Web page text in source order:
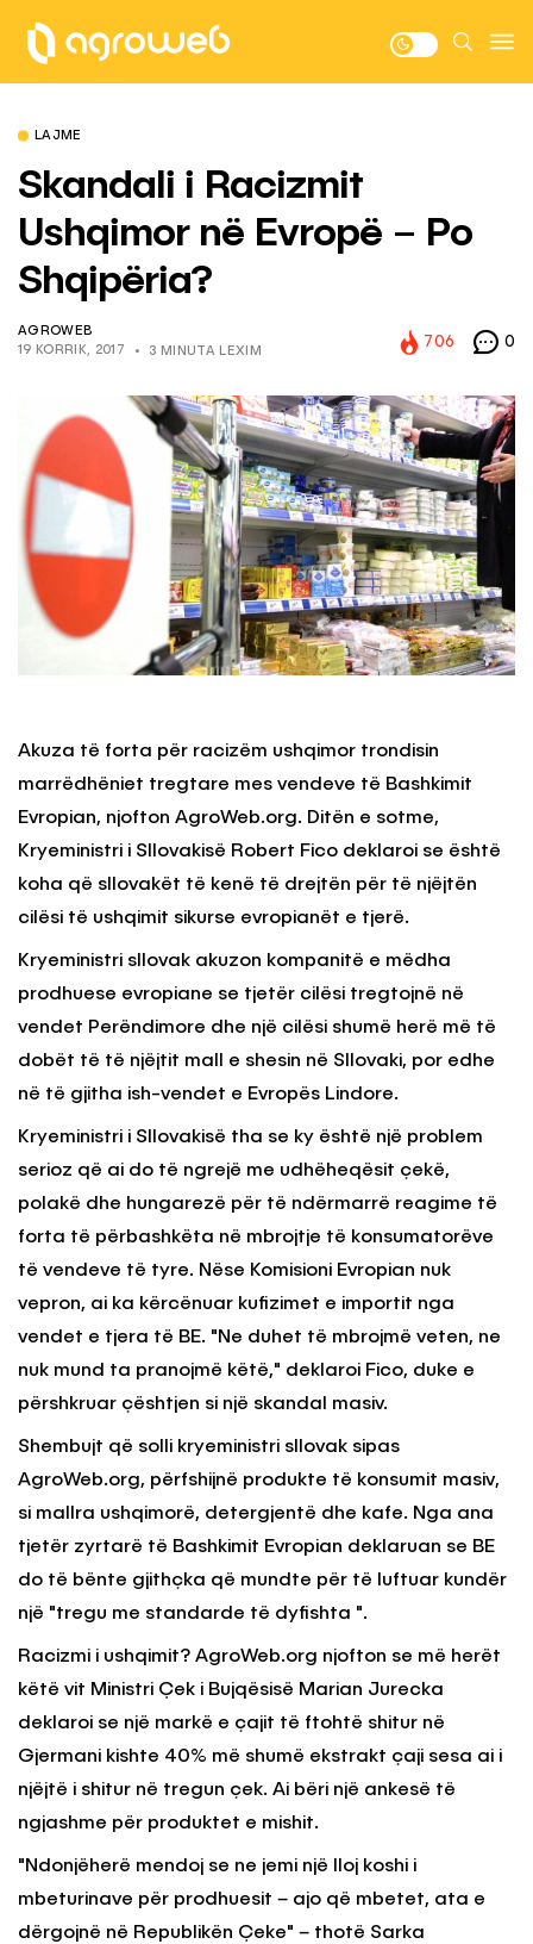
LAJME
Skandali i Racizmit
Ushqimor në Evropë – Po
Shqipëria?
AGROWEB
19 KORRIK, 2017
3 MINUTA LEXIM
706 0
Akuza të forta për racizëm ushqimor trondisin
marrëdhëniet tregtare mes vendeve të Bashkimit
Evropian, njofton AgroWeb.org. Ditën e sotme,
Kryeministri i Sllovakisë Robert Fico deklaroi se është
koha që sllovakët të kenë të drejtën për të njëjtën
cilësi të ushqimit sikurse evropianët e tjerë.
Kryeministri sllovak akuzon kompanitë e mëdha
prodhuese evropiane se tjetër cilësi tregtojnë në
vendet Perëndimore dhe një cilësi shumë herë më të
dobët të të njëjtit mall e shesin në Sllovaki, por edhe
në të gjitha ish-vendet e Evropës Lindore.
Kryeministri i Sllovakisë tha se ky është një problem
serioz që ai do të ngrejë me udhëheqësit çekë,
polakë dhe hungarezë për të ndërmarrë reagime të
forta të përbashkëta në mbrojtje të konsumatorëve
të vendeve të tyre. Nëse Komisioni Evropian nuk
vepron, ai ka kërcënuar kufizimet e importit nga
vendet e tjera të BE. "Ne duhet të mbrojmë veten, ne
nuk mund ta pranojmë këtë," deklaroi Fico, duke e
përshkruar çështjen si një skandal masiv.
Shembujt që solli kryeministri sllovak sipas
AgroWeb.org, përfshijnë produkte të konsumit masiv,
si mallra ushqimorë, detergjentë dhe kafe. Nga ana
tjetër zyrtarë të Bashkimit Evropian deklaruan se BE
do të bënte gjithçka që mundte për të luftuar kundër
një "tregu me standarde të dyfishta ".
Racizmi i ushqimit? AgroWeb.org njofton se më herët
këtë vit Ministri Çek i Bujqësisë Marian Jurecka
deklaroi se një markë e çajit të ftohtë shitur në
Gjermani kishte 40% më shumë ekstrakt çaji sesa ai i
njëjtë i shitur në tregun çek. Ai bëri një ankesë të
ngjashme për produktet e mishit.
"Ndonjëherë mendoj se ne jemi një lloj koshi i
mbeturinave për prodhuesit – ajo që mbetet, ata e
dërgojnë në Republikën Çeke" – thotë Sarka